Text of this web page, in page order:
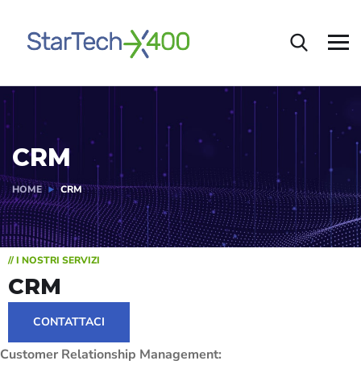
CRM
HOME CRM
// I NOSTRI SERVIZI
CRM
CONTATTACI
Customer Relationship Management: